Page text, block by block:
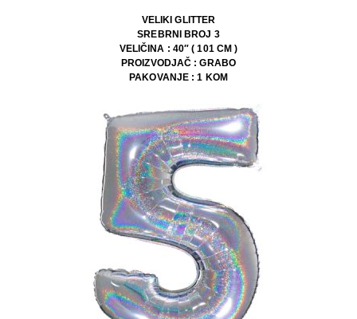
VELIKI GLITTER
SREBRNI BROJ 3
VELIČINA : 40″ ( 101 CM )
PROIZVODJAČ : GRABO
PAKOVANJE : 1 KOM